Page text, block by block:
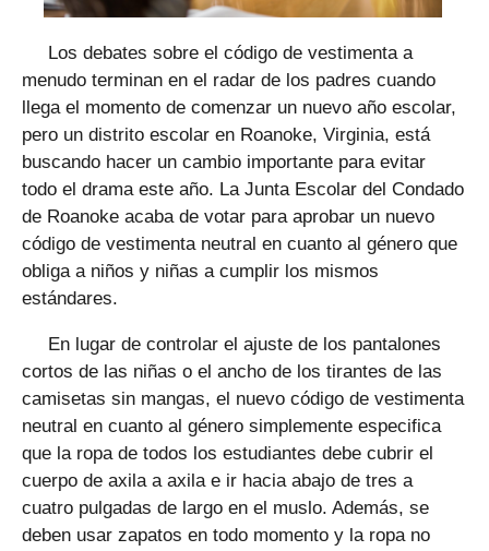
Los debates sobre el código de vestimenta a
menudo terminan en el radar de los padres cuando
llega el momento de comenzar un nuevo año escolar,
pero un distrito escolar en Roanoke, Virginia, está
buscando hacer un cambio importante para evitar
todo el drama este año. La Junta Escolar del Condado
de Roanoke acaba de votar para aprobar un nuevo
código de vestimenta neutral en cuanto al género que
obliga a niños y niñas a cumplir los mismos
estándares.
En lugar de controlar el ajuste de los pantalones
cortos de las niñas o el ancho de los tirantes de las
camisetas sin mangas, el nuevo código de vestimenta
neutral en cuanto al género simplemente especifica
que la ropa de todos los estudiantes debe cubrir el
cuerpo de axila a axila e ir hacia abajo de tres a
cuatro pulgadas de largo en el muslo. Además, se
deben usar zapatos en todo momento y la ropa no